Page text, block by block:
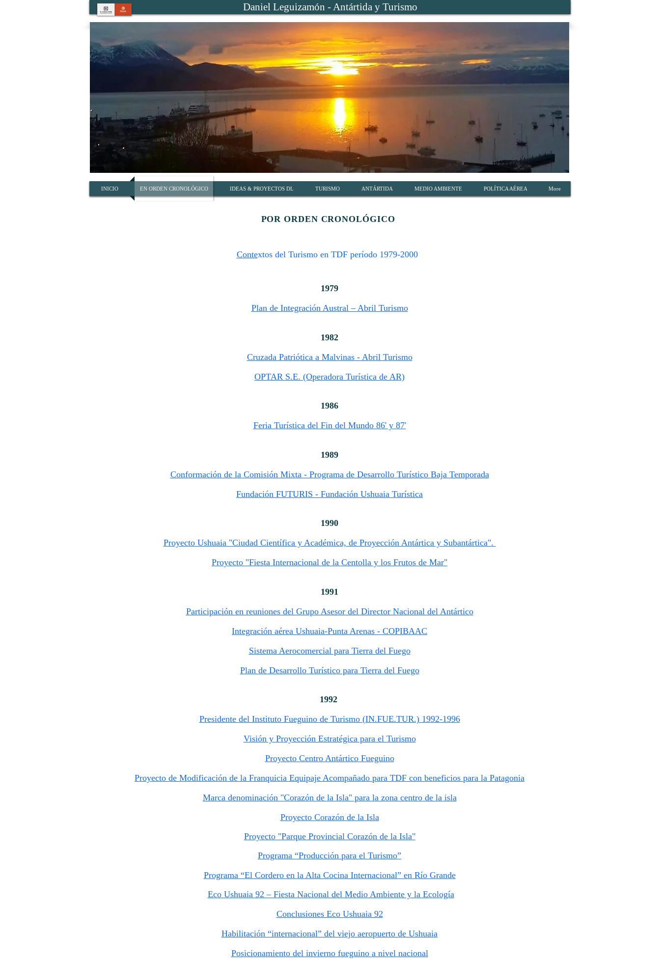
Daniel Leguizamón - Antártida y Turismo
INICIO EN ORDEN CRONOLÓGICO IDEAS & PROYECTOS DL TURISMO ANTÁRTIDA MEDIO AMBIENTE POLÍTICA AÉREA More
POR ORDEN CRONOLÓGICO
Contextos del Turismo en TDF período 1979-2000
1979
Plan de Integración Austral – Abril Turismo
1982
Cruzada Patriótica a Malvinas - Abril Turismo
OPTAR S.E. (Operadora Turística de AR)
1986
Feria Turística del Fin del Mundo 86' y 87'
1989
Conformación de la Comisión Mixta - Programa de Desarrollo Turístico Baja Temporada​
Fundación FUTURIS - Fundación Ushuaia Turística
1990
Proyecto Ushuaia "Ciudad Científica y Académica, de Proyección Antártica y Subantártica".
Proyecto "Fiesta Internacional de la Centolla y los Frutos de Mar"
1991
Participación en reuniones del Grupo Asesor del Director Nacional del Antártico
Integración aérea Ushuaia-Punta Arenas - COPIBAAC
Sistema Aerocomercial para Tierra del Fuego
Plan de Desarrollo Turístico para Tierra del Fuego
1992
Presidente del Instituto Fueguino de Turismo (IN.FUE.TUR.) 1992-1996
Visión y Proyección Estratégica para el Turismo
Proyecto Centro Antártico Fueguino
Proyecto de Modificación de la Franquicia Equipaje Acompañado para TDF con beneficios para la Patagonia
Marca denominación "Corazón de la Isla" para la zona centro de la isla
Proyecto Corazón de la Isla
Proyecto "Parque Provincial Corazón de la Isla"
Programa “Producción para el Turismo”
Programa “El Cordero en la Alta Cocina Internacional” en Río Grande
Eco Ushuaia 92 – Fiesta Nacional del Medio Ambiente y la Ecología
Conclusiones Eco Ushuaia 92
Habilitación “internacional” del viejo aeropuerto de Ushuaia
Posicionamiento del invierno fueguino a nivel nacional